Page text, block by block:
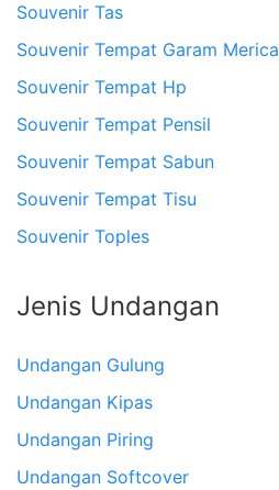
Souvenir Tas
Souvenir Tempat Garam Merica
Souvenir Tempat Hp
Souvenir Tempat Pensil
Souvenir Tempat Sabun
Souvenir Tempat Tisu
Souvenir Toples
Jenis Undangan
Undangan Gulung
Undangan Kipas
Undangan Piring
Undangan Softcover